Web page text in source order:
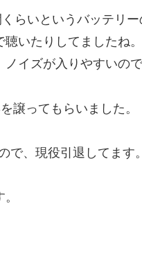
らいというバッテリ
いたりしてましたね。
イズが入りやすいの
譲ってもらいました。
で、現役引退してます。